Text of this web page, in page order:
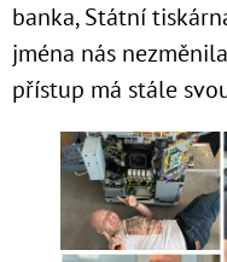
banka, Státní
jména nás
přístup má stále